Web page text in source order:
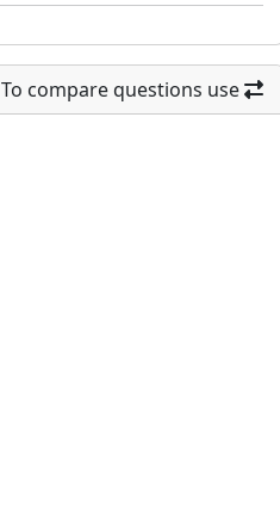
To compare questions use